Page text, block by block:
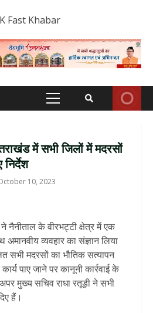
Primary
में सभी जिलों में मदरसों
10, 2023
नैनीताल के वीरभट्टी क्षेत्र में एक
व्यवहार का संज्ञान लिया
सभी मदरसों का भौतिक सत्यापन
पाए जाने पर कानूनी कार्रवाई के
मुख्य सचिव राधा रतूड़ी ने सभी
हैं।